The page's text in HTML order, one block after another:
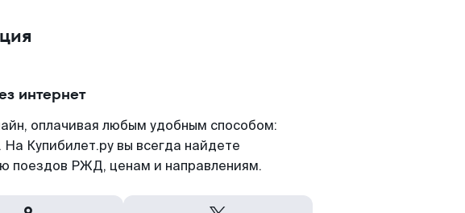
интернет
оплачивая любым удобным способом:
Купибилет.ру вы всегда найдете
поездов РЖД, ценам и направлениям.